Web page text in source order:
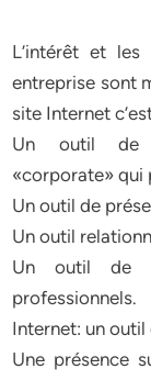
L’intérêt et
entreprise sont
site Internet
Un outil de
«corporate» qui
Un outil de
Un outil
Un outil de
professionnels.
Internet: un
Une présence